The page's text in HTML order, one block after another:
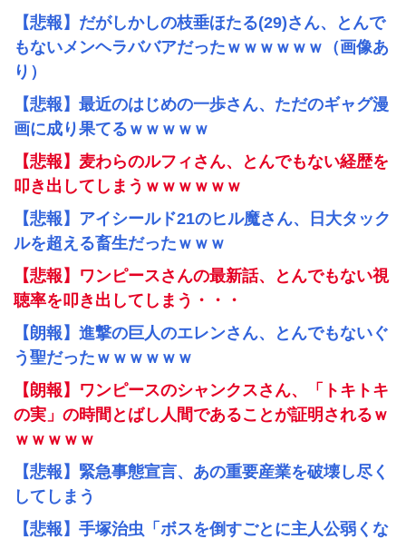
【悲報】だがしかしの枝垂ほたる(29)さん、とんで
もないメンヘラババアだったｗｗｗｗｗｗ（画像あ
り）
【悲報】最近のはじめの一歩さん、ただのギャグ漫
画に成り果てるｗｗｗｗｗ
【悲報】麦わらのルフィさん、とんでもない経歴を
叩き出してしまうｗｗｗｗｗｗ
【悲報】アイシールド21のヒル魔さん、日大タック
ルを超える畜生だったｗｗｗ
【悲報】ワンピースさんの最新話、とんでもない視
聴率を叩き出してしまう・・・
【朗報】進撃の巨人のエレンさん、とんでもないぐ
う聖だったｗｗｗｗｗｗ
【朗報】ワンピースのシャンクスさん、「トキトキ
の実」の時間とばし人間であることが証明されるｗ
ｗｗｗｗｗ
【悲報】緊急事態宣言、あの重要産業を破壊し尽く
してしまう
【悲報】手塚治虫「ボスを倒すごとに主人公弱くな